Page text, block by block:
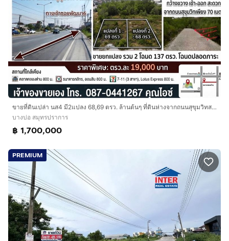
- 7-Eleven สาขาคลองด่าน–บางบ่อ (ท้องคุ้ง)
- โลตัส โก เฟรช คลองด่าน
- ตลาดสดไทยรุ่งทิพย์ คลองด่าน
- ตลาดสุขอนันต์ คลองด่าน
- สถานีตำรวจภูธรคลองด่าน
- สำนักงานเทศบาลตำบลคลองด่าน
ราคาขาย : 68,000,000 บาท
ราคาตารางวาละ : 12,000 บาท
สนใจติดต่อ
ขายที่ดินเปล่า นส4 มี2แปลง 68,69 ตรว. ล้านต้นๆ ที่ดินห่างจากถนนสุขุมวิทสายเก่าเพียง70 เมตร อำเภอบางบ่อ จังหวัดสมุทรปราการ
บางบ่อ สมุทรปราการ
฿ 1,700,000
PREMIUM